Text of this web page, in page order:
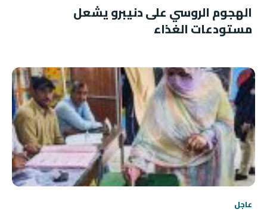
الهجوم الروسي على دنيبرو يشعل
مستودعات الغذاء
عاجل